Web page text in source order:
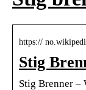
https://
Stig
Stig Brenner –